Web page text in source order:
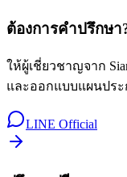
ต้องการคำปรึกษา
ให้ผู้เชี่ยวชาญจาก
และออกแบบแผนปร
LINE Official